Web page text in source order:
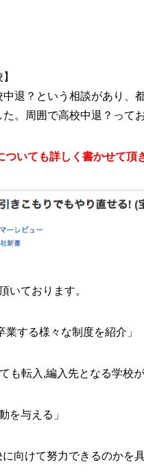
退？という相談があり、
。周囲で高校中退？って
いても詳しく書かせて
いております。
する様々な制度を紹介」
も転入,編入先となる学校が
を与える」
向けて努力できるのかを